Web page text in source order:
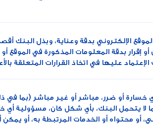
الإلكتروني بدقة وعناية، وبذل البنك
إقرار بدقة المعلومات المذكورة في
عليها في اتخاذ القرارات المتعلقة
أو ضرر، مباشر أو غير مباشر (بما في
لا يتحمل البنك، بأي شكل كان، مسؤولية أي
أو محتواه أو الخدمات المرتبطة به، أو